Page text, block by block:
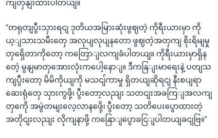
ကျတှနျးထားပါတယျ။
“တရုတျပွီးသှားရငျ ဒုတိယအမြားဆုံးဖွဈတဲ့ ကိုရီးယားမှာ ကို
ယ့ျသားသမီးတှေ အလုပျလုပျနတော ဖွဈတဲ့အတှကျ စိုးရိမျမှု
တှရှေိတာကိုတော့ ကတြောျလကျခံပါတယျ။ ကိုရီးယားမှာရှိန
တေဲ့ မွနျမာတှအေားလုံးကပေါ့နောျ။ ဒီကနြျးမာရေးနဲ့ ပတျသ
ကျပွီးတော့ မိမိကိုယျကို မသငျ်ကာမှု ရှိတယျဆိုရငျ နီးစပျရာ
ဆေးရုံတှေ သှားကွဖို့၊ ပွီးတော့လညျး သတငျးအခကြျအလကျ
တှကေို အမွဲတမျးလေ့လာနဖေို့၊ ပွီးတော့ သတိပေးပွောထားတဲ့
အတိုငျးလညျး လိုကျနာဖို့ ကနြောျပွောခငြျပါတယျခငျဗြ။”